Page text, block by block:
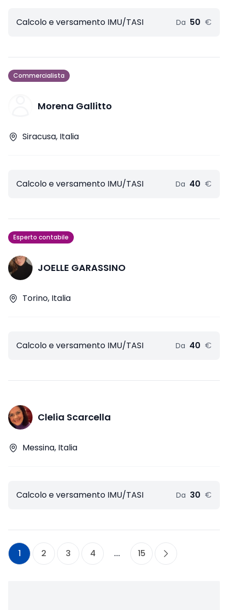
Calcolo e versamento IMU/TASI Da 50 €
Commercialista
Morena Gallitto
Siracusa, Italia
Calcolo e versamento IMU/TASI Da 40 €
Esperto contabile
JOELLE GARASSINO
Torino, Italia
Calcolo e versamento IMU/TASI Da 40 €
Clelia Scarcella
Messina, Italia
Calcolo e versamento IMU/TASI Da 30 €
1 2 3 4 ... 15